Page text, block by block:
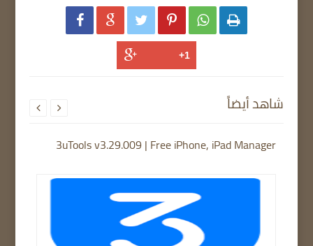
     
شاهد أيضاً
3uTools v3.29.009 | Free iPhone, iPad Manager
 